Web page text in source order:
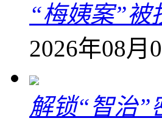
“梅姨案”被
2026年08月
解锁“智治”